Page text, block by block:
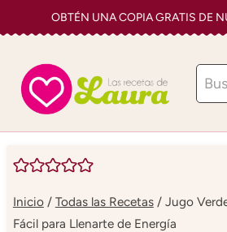
al
contenido
OBTÉN UNA COPIA GRATIS DE
Inicio / Todas las Recetas / Jugo
Fácil para Llenarte de Energía